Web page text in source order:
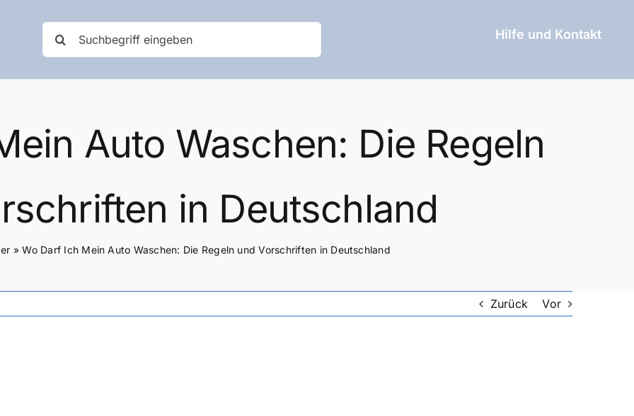
nach:
Hilfe und Kontakt
Auto Waschen: Die Regeln
in Deutschland
»Wo Darf Ich Mein Auto Waschen: Die Regeln und Vorschriften in Deutschland
Zurück Vor